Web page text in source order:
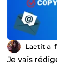
Laetitia_f
Je vais